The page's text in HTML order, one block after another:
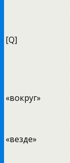
[Q]
«вокруг»
«везде»